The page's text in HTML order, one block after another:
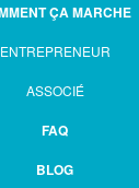
ÇA MARCHE
ENTREPRENEUR
ASSOCIÉ
FAQ
BLOG